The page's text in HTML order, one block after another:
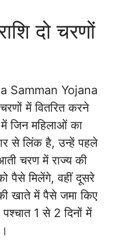
दो चरणों
Samman Yojana
में वितरित करने
जिन महिलाओं का
से लिंक है, उन्हें पहले
चरण में राज्य की
पैसे मिलेंगे, वहीं दूसरे
खाते में पैसे जमा किए
1 से 2 दिनों में